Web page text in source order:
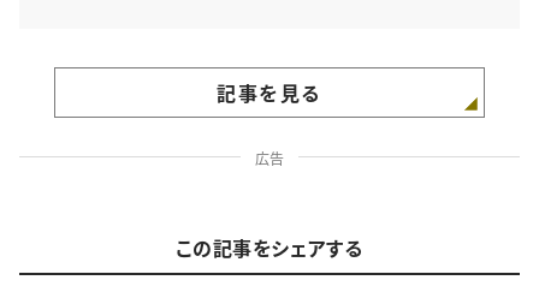
記事を見る
広告
この記事をシェアする